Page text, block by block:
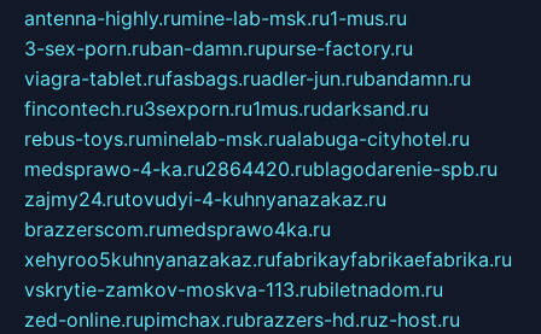
antenna-highly.rumine-lab-msk.ru1-mus.ru
3-sex-porn.ruban-damn.rupurse-factory.ru
viagra-tablet.rufasbags.ruadler-jun.rubandamn.ru
fincontech.ru3sexporn.ru1mus.rudarksand.ru
rebus-toys.ruminelab-msk.rualabuga-cityhotel.ru
medsprawo-4-ka.ru2864420.rublagodarenie-spb.ru
zajmy24.rutovudyi-4-kuhnyanazakaz.ru
brazzerscom.rumedsprawo4ka.ru
xehyroo5kuhnyanazakaz.rufabrikayfabrikaefabrika.ru
vskrytie-zamkov-moskva-113.rubiletnadom.ru
zed-online.rupimchax.rubrazzers-hd.ruz-host.ru